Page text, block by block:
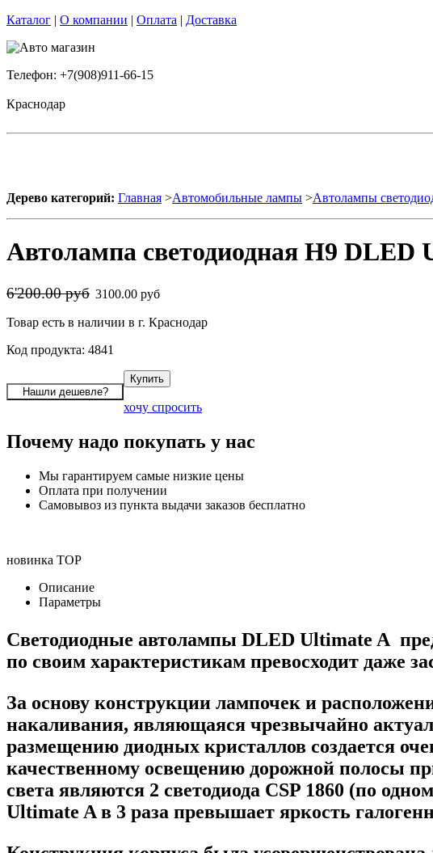
Каталог | О компании | Оплата | Доставка
Телефон: +7(908)911-66-15
Краснодар
Дерево категорий: Главная >Автомобильные лампы >Автолампы
Автолампа светодиодная H9 DLED
6'200.00 руб 3100.00 руб
Товар есть в наличии в г. Краснодар
Код продукта: 4841
хочу спросить
Почему надо покупать у нас
Мы гарантируем самые низкие цены
Оплата при получении
Самовывоз из пункта выдачи заказов бесплатно
новинка TOP
Описание
Параметры
Светодиодные автолампы DLED Ultimate A
по своим характеристикам превосходит даже
За основу конструкции лампочек и
накаливания, являющаяся чрезвычайно
размещению диодных кристаллов создается
качественному освещению дорожной полосы
света являются 2 светодиода CSP 1860 (по
Ultimate A в 3 раза превышает яркость